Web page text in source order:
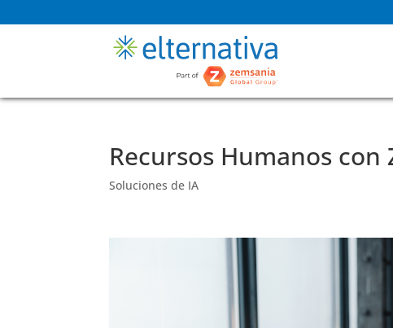
Recursos Humanos con
Soluciones de IA